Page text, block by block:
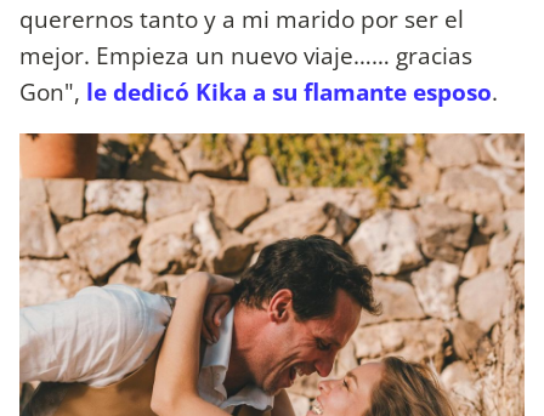
querernos tanto y a mi marido por ser el
mejor. Empieza un nuevo viaje…… gracias
Gon", le dedicó Kika a su flamante esposo.